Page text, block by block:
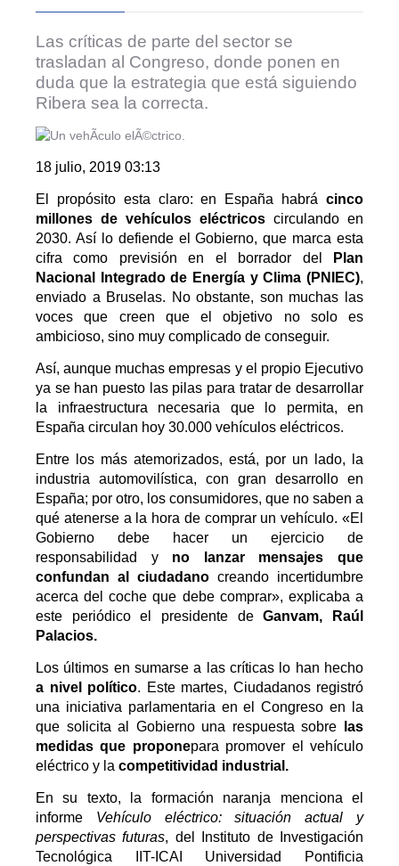
Las críticas de parte del sector se
trasladan al Congreso, donde ponen en
duda que la estrategia que está siguiendo
Ribera sea la correcta.
18 julio, 2019 03:13
El propósito esta claro: en España habrá cinco
millones de vehículos eléctricos circulando en
2030. Así lo defiende el Gobierno, que marca esta
cifra como previsión en el borrador del
Plan
Nacional Integrado de Energía y Clima (PNIEC),
enviado a Bruselas. No obstante, son muchas las
voces que creen que el objetivo no solo es
ambicioso, sino muy complicado de conseguir.
Así, aunque muchas empresas y el propio Ejecutivo
ya se han puesto las pilas para tratar de desarrollar
la infraestructura necesaria que lo permita, en
España circulan hoy 30.000 vehículos eléctricos.
Entre los más atemorizados, está, por un lado, la
industria automovilística, con gran desarrollo en
España; por otro, los consumidores, que no saben a
qué atenerse a la hora de comprar un vehículo. «El
Gobierno debe hacer un ejercicio de
responsabilidad yno lanzar mensajes que
confundan al ciudadano creando incertidumbre
acerca del coche que debe comprar», explicaba a
este periódico el presidente deGanvam, Raúl
Palacios.
Los últimos en sumarse a las críticas lo han hecho
a nivel político. Este martes, Ciudadanos registró
una iniciativa parlamentaria en el Congreso en la
que solicita al Gobierno una respuesta sobre
las
medidas que proponepara promover el vehículo
eléctrico y la competitividad industrial.
En su texto, la formación naranja menciona el
informe Vehículo eléctrico: situación actual y
perspectivas futuras, del Instituto de Investigación
Tecnológica IIT-ICAI Universidad Pontificia